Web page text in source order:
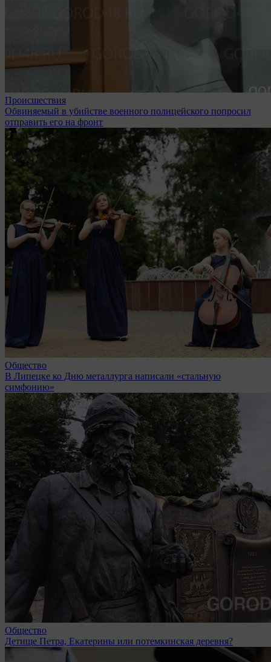
Происшествия
Обвиняемый в убийстве военного полицейского попросил
отправить его на фронт
Общество
В Липецке ко Дню металлурга написали «стальную
симфонию»
Общество
Детище Петра, Екатерины или потемкинская деревня?